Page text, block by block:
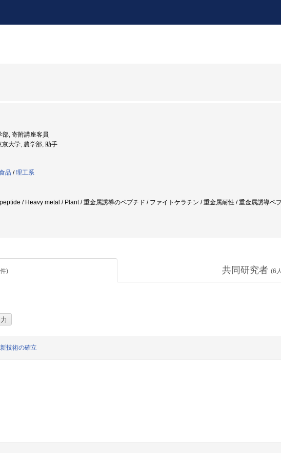
, 寄附講座客員
大学, 農学部, 助手
品 /理工系
/ Heavy metal / Plant / 重金属誘導のペプチド / ファイトケラチン / 重金属耐性 / 重金属誘導ペ
件) 共同研究者 (6
技術の確立